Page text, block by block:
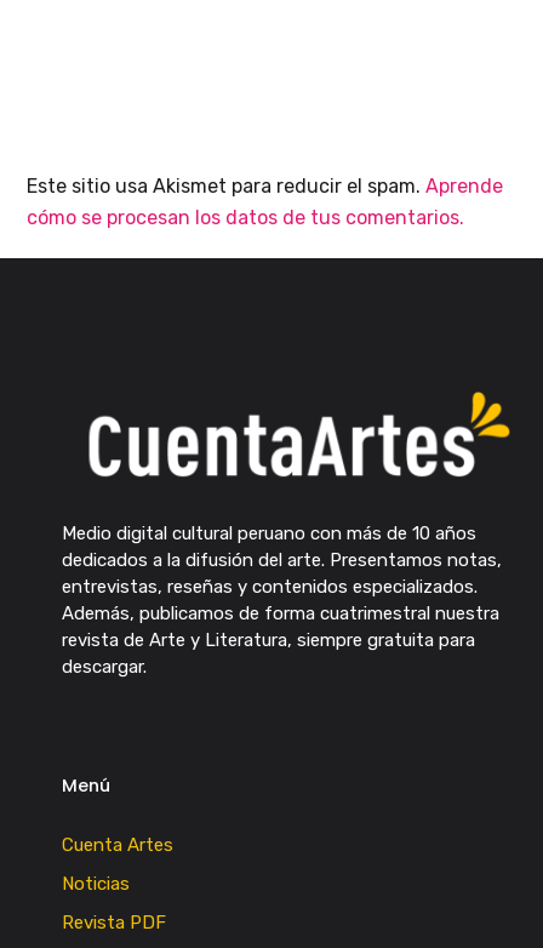
Este sitio usa Akismet para reducir el spam.Aprende
cómo se procesan los datos de tus comentarios.
Medio digital cultural peruano con más de 10 años
dedicados a la difusión del arte. Presentamos notas,
entrevistas, reseñas y contenidos especializados.
Además, publicamos de forma cuatrimestral nuestra
revista de Arte y Literatura, siempre gratuita para
descargar.
Menú
Cuenta Artes
Noticias
Revista PDF